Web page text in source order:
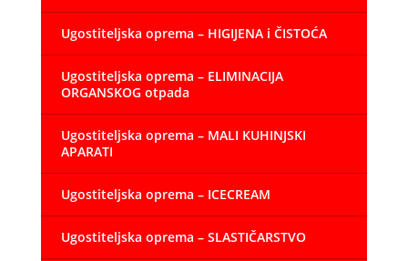
Ugostiteljska oprema – HIGIJENA i ČISTOĆA
Ugostiteljska oprema – ELIMINACIJA
ORGANSKOG otpada
Ugostiteljska oprema – MALI KUHINJSKI
APARATI
Ugostiteljska oprema – ICECREAM
Ugostiteljska oprema – SLASTIČARSTVO